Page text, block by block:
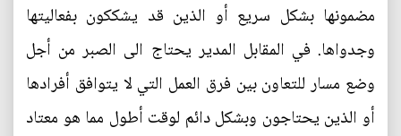
مضمونها بشكل سريع أو الذين قد يشككون بفعاليتها
وجدواها. في المقابل المدير يحتاج الى الصبر من أجل
وضع مسار للتعاون بين فرق العمل التي لا يتوافق أفرادها
أو الذين يحتاجون وبشكل دائم لوقت أطول مما هو معتاد